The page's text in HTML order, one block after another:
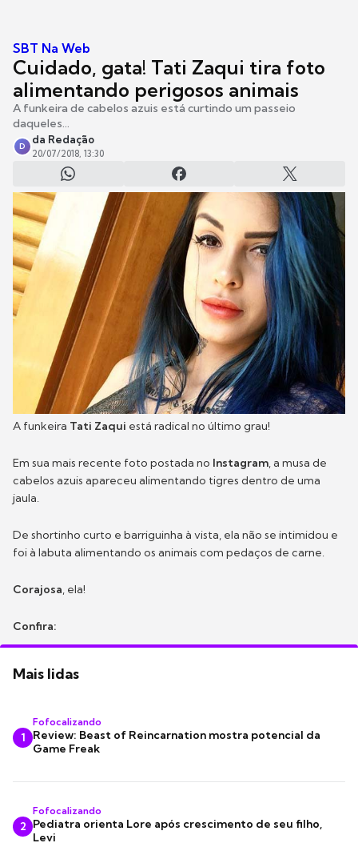
SBT Na Web
Cuidado, gata! Tati Zaqui tira foto
alimentando perigosos animais
A funkeira de cabelos azuis está curtindo um passeio
daqueles...
D
da Redação
20/07/2018, 13:30
A funkeira Tati Zaqui está radical no último grau!
Em sua mais recente foto postada no Instagram, a musa de
cabelos azuis apareceu alimentando tigres dentro de uma
jaula.
De shortinho curto e barriguinha à vista, ela não se intimidou e
foi à labuta alimentando os animais com pedaços de carne.
Corajosa, ela!
Confira:
Mais lidas
1
Fofocalizando
Review: Beast of Reincarnation mostra potencial da
Game Freak
2
Fofocalizando
Pediatra orienta Lore após crescimento de seu filho,
Levi